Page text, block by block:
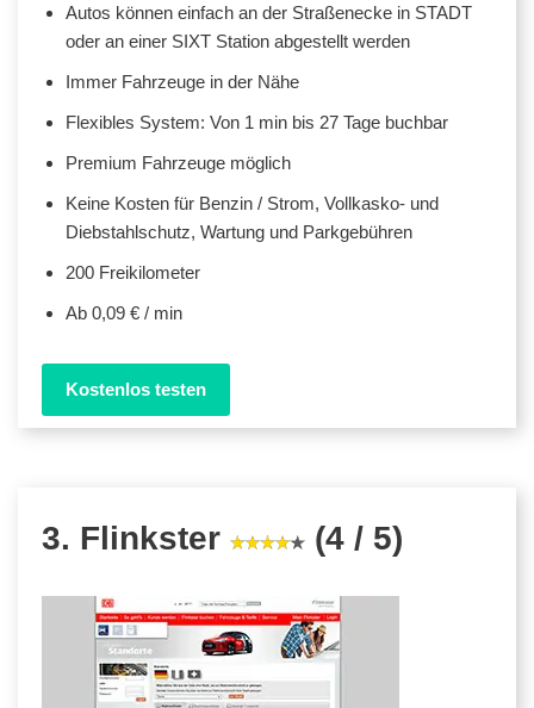
Autos können einfach an der Straßenecke in STADT
oder an einer SIXT Station abgestellt werden
Immer Fahrzeuge in der Nähe
Flexibles System: Von 1 min bis 27 Tage buchbar
Premium Fahrzeuge möglich
Keine Kosten für Benzin / Strom, Vollkasko- und
Diebstahlschutz, Wartung und Parkgebühren
200 Freikilometer
Ab 0,09 € / min
Kostenlos testen
3. Flinkster (4 / 5)